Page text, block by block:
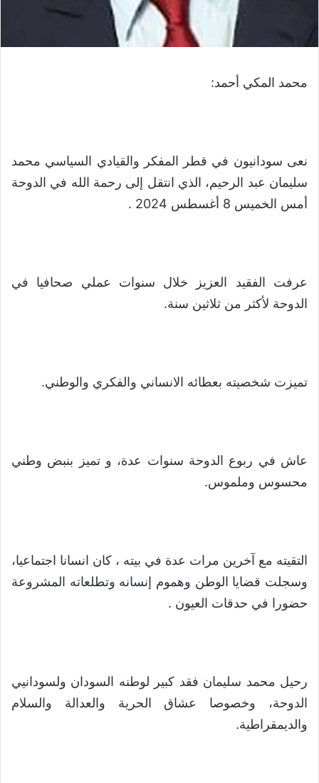
محمد المكي أحمد:
نعى سودانيون في قطر المفكر والقيادي السياسي محمد
سليمان عبد الرحيم، الذي انتقل إلى رحمة الله في الدوحة
أمس الخميس 8 أغسطس 2024 .
عرفت الفقيد العزيز خلال سنوات عملي صحافيا في
الدوحة لأكثر من ثلاثين سنة.
تميزت شخصيته بعطائه الانساني والفكري والوطني.
عاش في ربوع الدوحة سنوات عدة، و تميز بنبض وطني
محسوس وملموس.
التقيته مع آخرين مرات عدة في بيته ، كان انسانا اجتماعيا،
وسجلت قضايا الوطن وهموم إنسانه وتطلعاته المشروعة
حضورا في حدقات العيون .
رحيل محمد سليمان فقد كبير لوطنه السودان ولسودانيي
الدوحة، وخصوصا عشاق الحرية والعدالة والسلام
والديمقراطية.